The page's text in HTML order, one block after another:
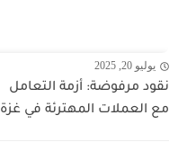
يوليو 20, 2025
نقود مرفوضة: أزمة التعامل
مع العملات المهترئة في غزة